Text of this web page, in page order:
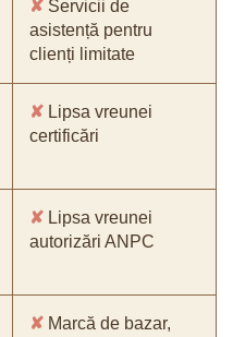
✘ Servicii de
asistență pentru
clienți limitate
✘ Lipsa vreunei
certificări
✘ Lipsa vreunei
autorizări ANPC
✘ Marcă de bazar,